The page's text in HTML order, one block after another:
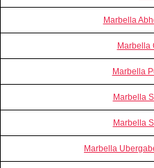
Marbella
Marbella
Marbella
Marbella
Marbella
Marbella